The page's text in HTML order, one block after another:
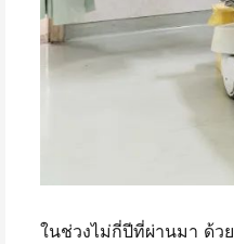
ในช่วงไม่กี่ปีที่ผ่านมา ด้ว